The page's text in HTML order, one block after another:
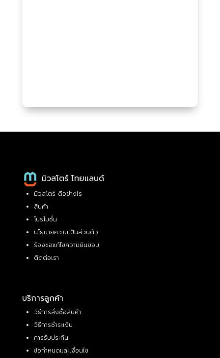
มิวสโตร์ ไทยแลนด์
มิวสโตร์ ดีอย่างไร
สินค้า
โปรโมชั่น
นโยบายความเป็นส่วนตัว
ร้องขอแก้ไขความยินยอม
ติดต่อเรา
บริการลูกค้า
วิธีการสั่งซื้อสินค้า
วิธีการชำระเงิน
การรับประกัน
ข้อกำหนดและเงื่อนไข